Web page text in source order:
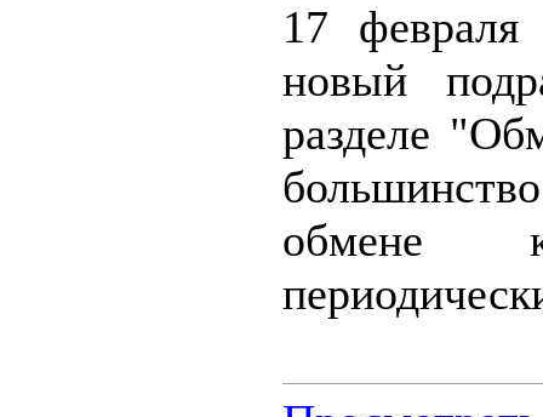
17 февраля
новый
разделе
обмене